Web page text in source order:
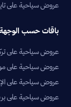
عروض سياحية على
باقات حسب
عروض سياحية على
عروض سياحية على
عروض سياحية على
عروض سياحية على